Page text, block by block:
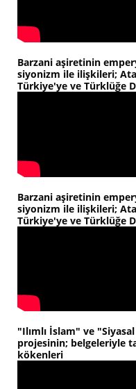
Barzani aşiretinin
siyonizm ile ilişkileri;
Türkiye'ye ve Türklüğe
Barzani aşiretinin
siyonizm ile ilişkileri;
Türkiye'ye ve Türklüğe
"Ilımlı İslam" ve
projesinin; belgeleriyle
kökenleri